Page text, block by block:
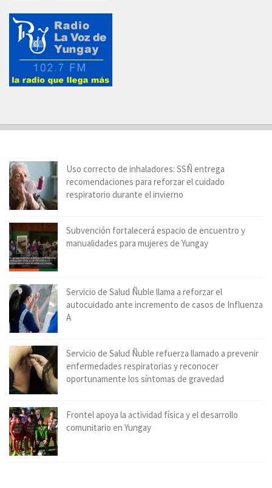
Uso correcto de inhaladores: SSÑ entrega
recomendaciones para reforzar el cuidado
respiratorio durante el invierno
Subvención fortalecerá espacio de encuentro y
manualidades para mujeres de Yungay
Servicio de Salud Ñuble llama a reforzar el
autocuidado ante incremento de casos de Influenza
A
Servicio de Salud Ñuble refuerza llamado a prevenir
enfermedades respiratorias y reconocer
oportunamente los síntomas de gravedad
Frontel apoya la actividad física y el desarrollo
comunitario en Yungay